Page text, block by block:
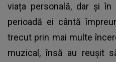
viața personală, dar și
perioadă ei cântă
trecut prin mai multe
muzical, însă au reușit